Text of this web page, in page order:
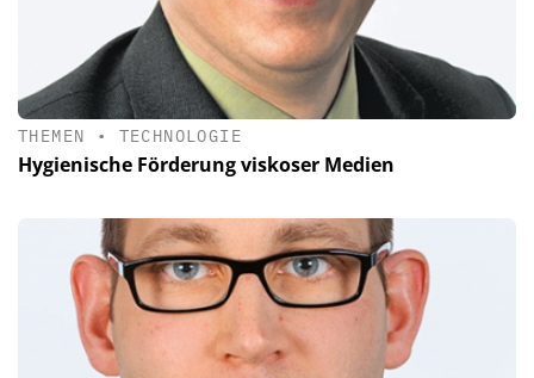
THEMEN • TECHNOLOGIE
Hygienische Förderung viskoser Medien